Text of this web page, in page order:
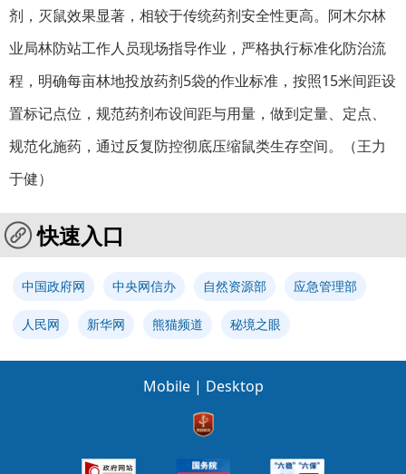
剂，灭鼠效果显著，相较于传统药剂安全性更高。阿木尔林
业局林防站工作人员现场指导作业，严格执行标准化防治流
程，明确每亩林地投放药剂5袋的作业标准，按照15米间距设
置标记点位，规范药剂布设间距与用量，做到定量、定点、
规范化施药，通过反复防控彻底压缩鼠类生存空间。
（王力
于健）
快速入口
中国政府网 中央网信办 自然资源部 应急管理部
人民网 新华网 熊猫频道 秘境之眼
Mobile | Desktop